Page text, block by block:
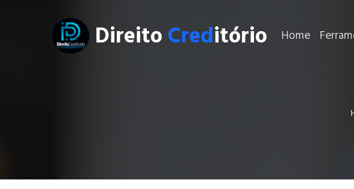
DireitoCreditório Home(current)